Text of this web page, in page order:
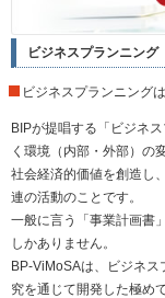
ビジネスプランニン
ビジネスプランニング
BIPが提唱する「ビジネ
く環境（内部・外部）の
社会経済的価値を創造し
連の活動のことです。
一般に言う「事業計画書
しかありません。
BP-ViMoSAは、ビジネ
究を通じて開発した極め